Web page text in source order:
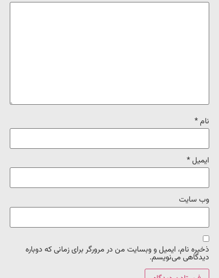
نام*
ایمیل*
وب‌ سایت
ذخیره نام، ایمیل و وبسایت من در مرورگر برای زمانی که دوباره
دیدگاهی می‌نویسم.